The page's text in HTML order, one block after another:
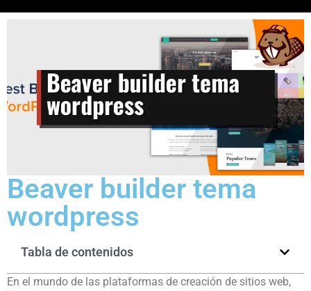
Beaver builder tema
wordpress
Tabla de contenidos
En el mundo de las plataformas de creación de sitios web,